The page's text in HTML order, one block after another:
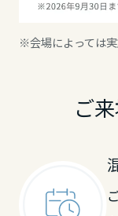
※会場によっては実
ご
熊本県